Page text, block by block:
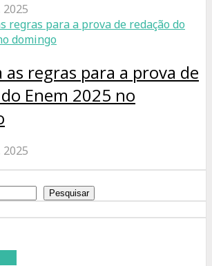
as regras para a prova de
Enem 2025 no
Pesquisar